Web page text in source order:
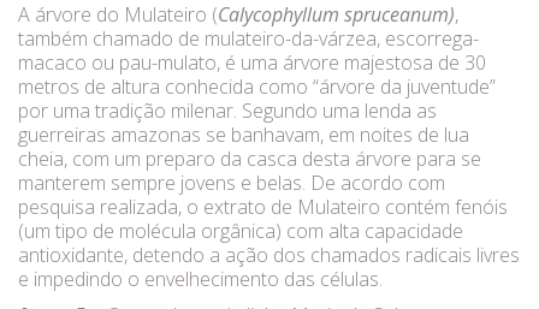
A árvore do Mulateiro (Calycophyllum spruceanum),
também chamado de mulateiro-da-várzea, escorrega-
macaco ou pau-mulato, é uma árvore majestosa de 30
metros de altura conhecida como “árvore da juventude”
por uma tradição milenar. Segundo uma lenda as
guerreiras amazonas se banhavam, em noites de lua
cheia, com um preparo da casca desta árvore para se
manterem sempre jovens e belas. De acordo com
pesquisa realizada, o extrato de Mulateiro contém fenóis
(um tipo de molécula orgânica) com alta capacidade
antioxidante, detendo a ação dos chamados radicais livres
e impedindo o envelhecimento das células.